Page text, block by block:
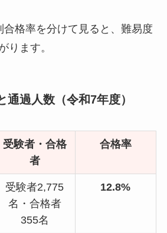
格率を分けて見ると、難易度
ります。
通過人数（令和7年度）
受験者・合格
者
合格率
受験者2,775
名・合格者
355名
12.8%